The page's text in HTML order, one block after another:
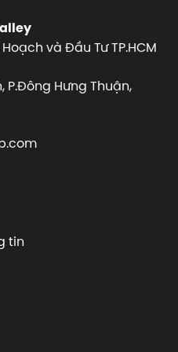
và Đầu Tư TP.HCM
P.Đông Hưng Thuận,
tin